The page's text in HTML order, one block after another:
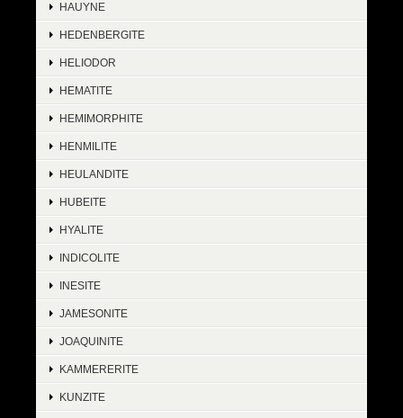
HAUYNE
HEDENBERGITE
HELIODOR
HEMATITE
HEMIMORPHITE
HENMILITE
HEULANDITE
HUBEITE
HYALITE
INDICOLITE
INESITE
JAMESONITE
JOAQUINITE
KAMMERERITE
KUNZITE